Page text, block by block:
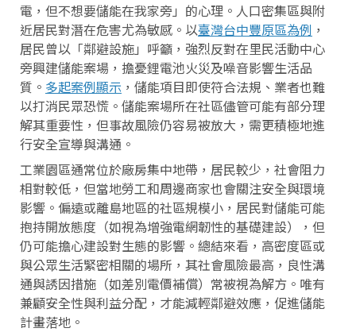
電，但不想要儲能在我家旁」的心理。人口密集區與附
近居民對潛在危害尤為敏感。以臺灣台中豐原區為例 ，
居民曾以「鄰避設施」呼籲，強烈反對在里民活動中心
旁興建儲能案場，擔憂鋰電池火災及噪音影響生活品
質。 多起案例顯示 ，儲能項目即使符合法規、業者也難
以打消民眾恐慌。儲能案場所在社區儘管可能有部分理
解其重要性，但事故風險仍容易被放大，需更積極地進
行安全宣導與溝通。
工業園區通常位於廠房集中地帶，居民較少，社會阻力
相對較低，但當地勞工和周邊商家也會關注安全與環境
影響。偏遠或離島地區的社區規模小，居民對儲能可能
抱持開放態度（如視為增強電網韌性的基礎建設），但
仍可能擔心建設對生態的影響。總結來看，高密度區或
與公眾生活緊密相關的場所，其社會風險最高，良性溝
通與誘因措施（如差別電價補償）常被視為解方。唯有
兼顧安全性與利益分配，才能減輕鄰避效應，促進儲能
計畫落地。